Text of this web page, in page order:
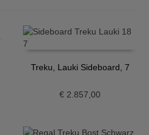
Treku, Lauki Sideboard, 7
€ 2.857,00